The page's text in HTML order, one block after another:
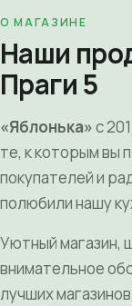
О МАГАЗИНЕ
Наши
Праги 5
«Яблонька»с
те, к которым вы
покупателей и
полюбили нашу
Уютный магазин,
внимательное
лучших